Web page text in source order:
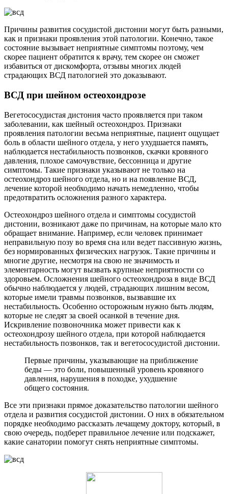
Причины развития сосудистой дистонии могут быть разными,
как и признаки проявления этой патологии. Конечно, такое
состояние вызывает неприятные симптомы поэтому, чем
скорее пациент обратится к врачу, тем скорее он сможет
избавиться от дискомфорта, отзывы многих людей
страдающих ВСД патологией это доказывают.
ВСД при шейном остеохондрозе
Вегетососудистая дистония часто проявляется при таком
заболевании, как шейный остеохондроз. Признаки
проявления патологии весьма неприятные, пациент ощущает
боль в области шейного отдела, у него ухудшается память,
наблюдается нестабильность позвонков, скачки кровяного
давления, плохое самочувствие, бессонница и другие
симптомы. Такие признаки указывают не только на
остеохондроз шейного отдела, но и на появление ВСД,
лечение которой необходимо начать немедленно, чтобы
предотвратить осложнения разного характера.
Остеохондроз шейного отдела и симптомы сосудистой
дистонии, возникают даже по причинам, на которые мало кто
обращает внимание. Например, если человек принимает
неправильную позу во время сна или ведет пассивную жизнь,
без нормированных физических нагрузок. Такие причины и
многие другие, несмотря на свою не значимость и
элементарность могут вызвать крупные неприятности со
здоровьем. Осложнения шейного остеохондроза в виде ВСД
обычно наблюдается у людей, страдающих лишним весом,
которые имели травмы позвонков, вызвавшие их
нестабильность. Особенно осторожным нужно быть людям,
которые не следят за своей осанкой в течение дня.
Искривление позвоночника может привести как к
остеохондрозу шейного отдела, при которой наблюдается
нестабильность позвонков, так и вегетососудистой дистонии.
Первые причины, указывающие на приближение
беды — это боли, повышенный уровень кровяного
давления, нарушения в походке, ухудшение
общего состояния.
Все эти признаки прямое доказательство патологии шейного
отдела и развития сосудистой дистонии. О них в обязательном
порядке необходимо рассказать лечащему доктору, который, в
свою очередь, подберет правильное лечение или подскажет,
какие санатории помогут снять неприятные симптомы.